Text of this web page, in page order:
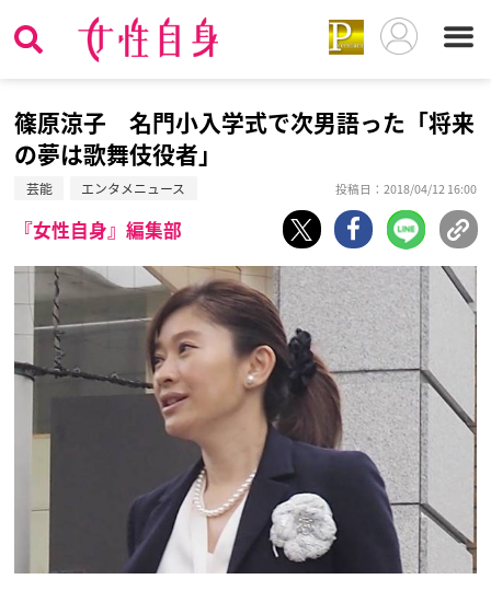
篠原涼子 名門小入学式で次男語った「将来
の夢は歌舞伎役者」
芸能 エンタメニュース 投稿日：2018/04/12 16:00
『女性自身』編集部